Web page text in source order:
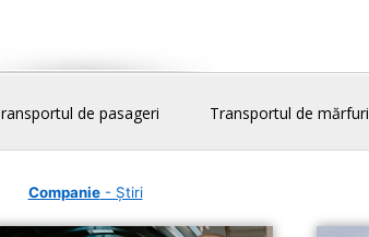
de pasageri Transportul de mărfuri
Companie- Știri